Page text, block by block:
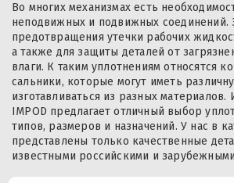
Во многих механизмах есть
неподвижных и подвижных соединений.
предотвращения утечки рабочих
а также для защиты деталей от
влаги. К таким уплотнениям относятся
сальники, которые могут иметь
изготавливаться из разных материалов.
IMPOD предлагает отличный выбор
типов, размеров и назначений. У нас в
представлены только качественные
известными российскими и